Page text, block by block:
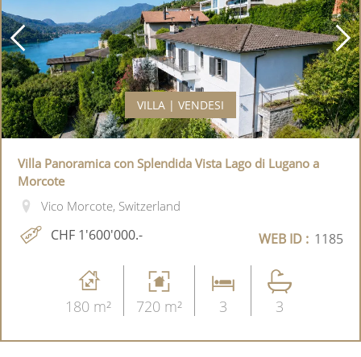
VILLA | VENDESI
Villa Panoramica con Splendida Vista Lago di Lugano a
Morcote
Vico Morcote, Switzerland
CHF 1'600'000.- WEB ID : 1185
180 m² 720 m² 3 3